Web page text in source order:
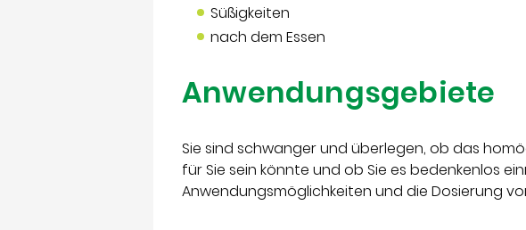
Süßigkeiten
nach dem Essen
Anwendungsgebiete
Sie sind schwanger und überlegen, ob das
für Sie sein könnte und ob Sie es bedenkenlos
Anwendungsmöglichkeiten und die Dosierung